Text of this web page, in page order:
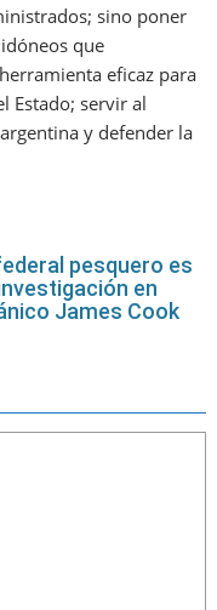
sino poner
que
eficaz para
Estado; servir al
y defender la
pesquero es
en
James Cook